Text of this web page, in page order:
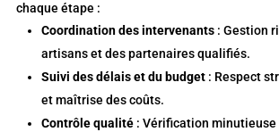
chaque étape :
Coordination des intervenants: Gestion
artisans et des partenaires qualifiés.
Suivi des délais et du budget: Respect
et maîtrise des coûts.
Contrôle qualité: Vérification minutieuse